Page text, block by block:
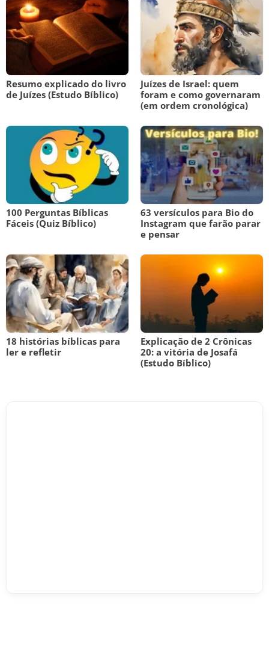
Resumo explicado do livro
de Juízes (Estudo Bíblico)
Juízes de Israel: quem
foram e como governaram
(em ordem cronológica)
100 Perguntas Bíblicas
Fáceis (Quiz Bíblico)
63 versículos para Bio do
Instagram que farão parar
e pensar
18 histórias bíblicas para
ler e refletir
Explicação de 2 Crônicas
20: a vitória de Josafá
(Estudo Bíblico)